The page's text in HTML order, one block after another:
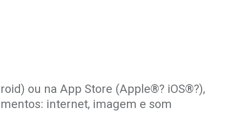
ou na App Store (Apple®? iOS®?),
internet, imagem e som